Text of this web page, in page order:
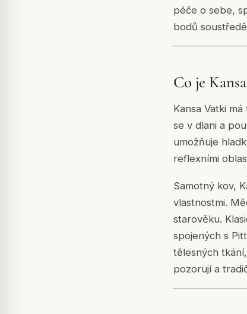
péče o sebe,
bodů
Co je
Kansa Vatki
se v dlani a
umožňuje
reflexními
Samotný kov,
vlastnostmi.
starověku.
spojených s
tělesných
pozorují a